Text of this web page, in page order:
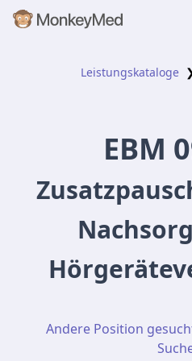
Leistungskataloge
EBM
Andere Position